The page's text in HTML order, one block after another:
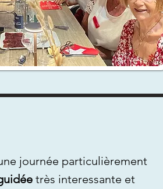
journée particulièrement
très interessante et